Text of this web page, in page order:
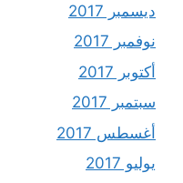
ديسمبر 2017
نوفمبر 2017
أكتوبر 2017
سبتمبر 2017
أغسطس 2017
يوليو 2017